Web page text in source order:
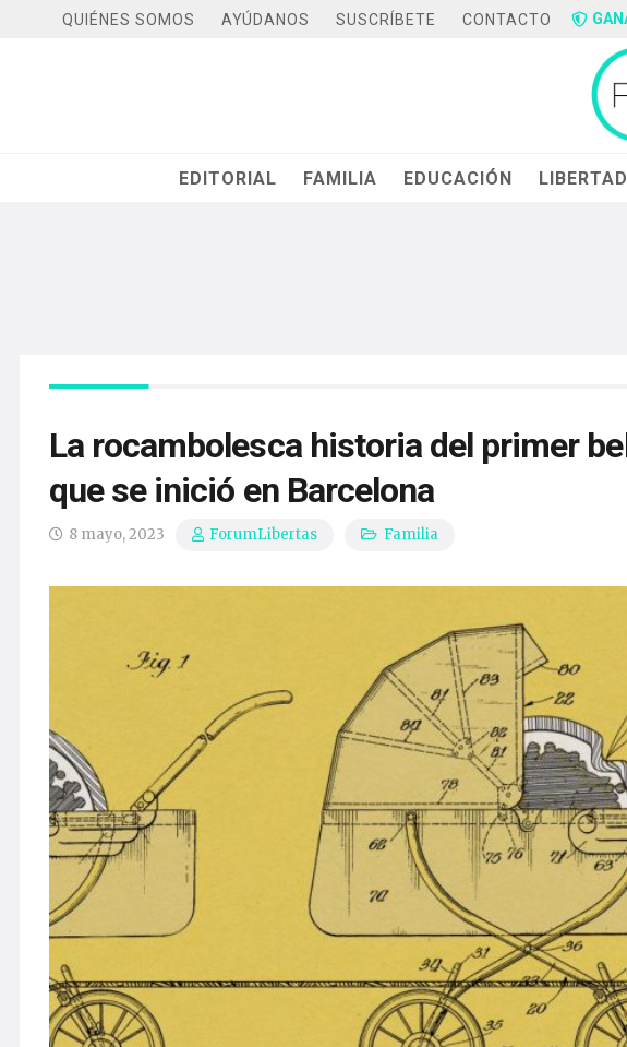
QUIÉNES SOMOS AYÚDANOS SUSCRÍBETE CONTACTO
EDITORIAL FAMILIA EDUCACIÓN
La rocambolesca historia del primer
que se inició en Barcelona
8 mayo, 2023 ForumLibertas Familia